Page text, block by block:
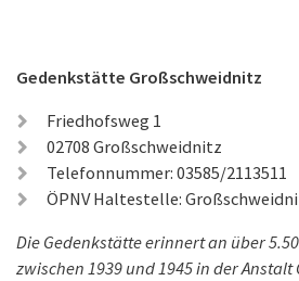
Gedenkstätte Großschweidnitz
Friedhofsweg 1
02708 Großschweidnitz
Telefonnummer: 03585/2113511
ÖPNV Haltestelle:
Die Gedenkstätte erinnert an über
zwischen 1939 und 1945 in der